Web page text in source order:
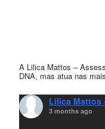
A Lilica Mattos –
DNA, mas atua nas
Lilica Mattos
3 months ago